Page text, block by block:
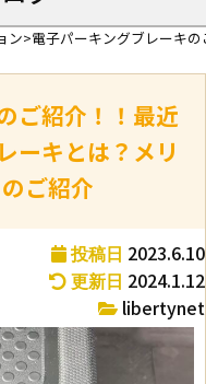
ン 電子パーキングブレーキ
ご紹介！！最近
ーキとは？メリ
ご紹介
投稿日 2023.6.10
更新日 2024.1.12
libertynet